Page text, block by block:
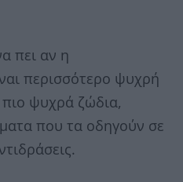
πει αν η
περισσότερο ψυχρή
ψυχρά ζώδια,
που τα οδηγούν σε